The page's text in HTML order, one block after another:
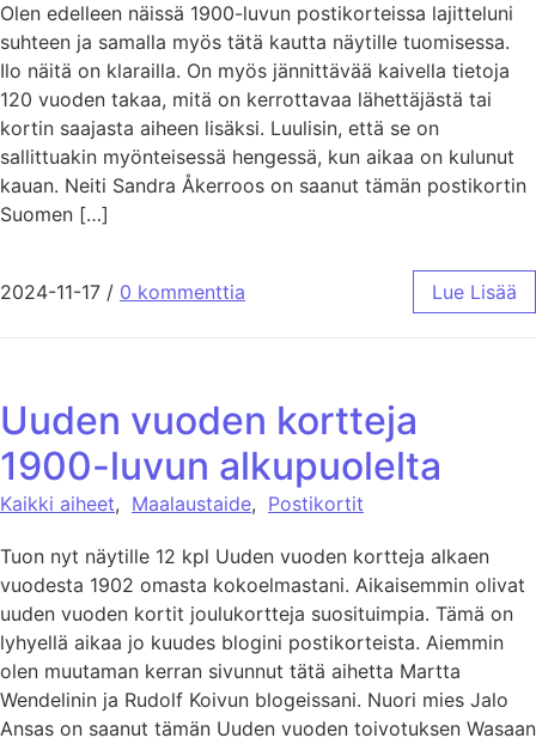
Olen edelleen näissä 1900-luvun postikorteissa lajitteluni
suhteen ja samalla myös tätä kautta näytille tuomisessa.
Ilo näitä on klarailla. On myös jännittävää kaivella tietoja
120 vuoden takaa, mitä on kerrottavaa lähettäjästä tai
kortin saajasta aiheen lisäksi. Luulisin, että se on
sallittuakin myönteisessä hengessä, kun aikaa on kulunut
kauan. Neiti Sandra Åkerroos on saanut tämän postikortin
Suomen […]
2024-11-17 / 0 kommenttia Lue Lisää
Uuden vuoden kortteja
1900-luvun alkupuolelta
Kaikki aiheet, Maalaustaide, Postikortit
Tuon nyt näytille 12 kpl Uuden vuoden kortteja alkaen
vuodesta 1902 omasta kokoelmastani. Aikaisemmin olivat
uuden vuoden kortit joulukortteja suosituimpia. Tämä on
lyhyellä aikaa jo kuudes blogini postikorteista. Aiemmin
olen muutaman kerran sivunnut tätä aihetta Martta
Wendelinin ja Rudolf Koivun blogeissani. Nuori mies Jalo
Ansas on saanut tämän Uuden vuoden toivotuksen Wasaan